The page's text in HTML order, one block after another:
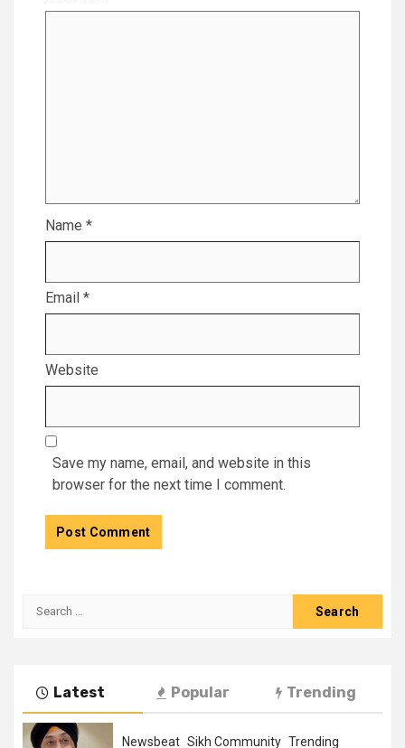
Name *
Email *
Website
Save my name, email, and website in this
browser for the next time I comment.
Latest Popular Trending
Newsbeat Sikh Community Trending